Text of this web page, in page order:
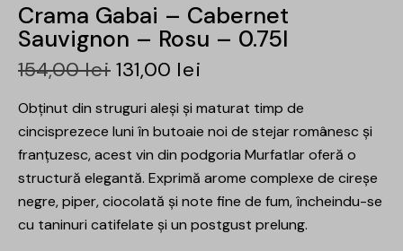
Crama Gabai – Cabernet
Sauvignon – Rosu – 0.75l
154,00lei 131,00 lei
Obținut din struguri aleși și maturat timp de
cincisprezece luni în butoaie noi de stejar românesc și
franțuzesc, acest vin din podgoria Murfatlar oferă o
structură elegantă. Exprimă arome complexe de cireșe
negre, piper, ciocolată și note fine de fum, încheindu-se
cu taninuri catifelate și un postgust prelung.